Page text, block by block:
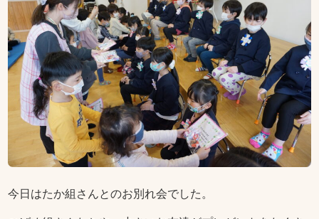
今日はたか組さんとのお別れ会でした。